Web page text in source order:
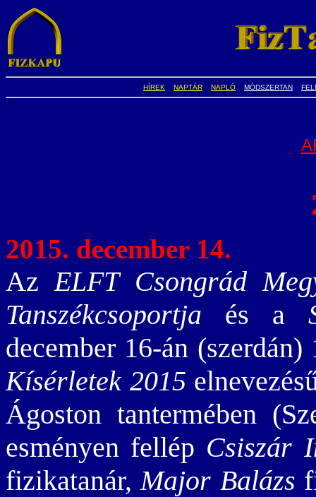
HÍREK NAPTÁR NAPLÓ MÓDSZERTAN
2015. december 14.
AzELFT Csongrád
Tanszékcsoportja és a
december 16-án
Kísérletek 2015
Ágoston tantermében
esményen fellép Csiszár
fizikatanár,Major Balázs